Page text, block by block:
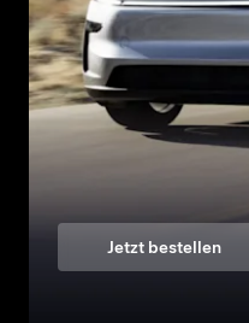
Jetzt bestellen